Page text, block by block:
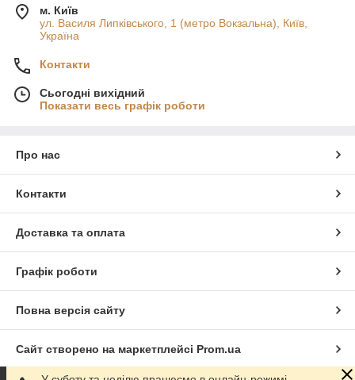
м. Київ
ул. Василя Липківського, 1 (метро Вокзальна), Київ,
Україна
Контакти
Сьогодні вихідний
Показати весь графік роботи
Про нас
Контакти
Доставка та оплата
Графік роботи
Повна версія сайту
Сайт створено на маркетплейсі Prom.ua